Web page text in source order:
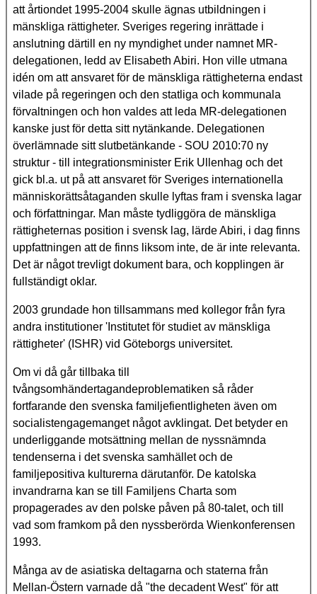
att årtiondet 1995-2004 skulle ägnas utbildningen i
mänskliga rättigheter. Sveriges regering inrättade i
anslutning därtill en ny myndighet under namnet MR-
delegationen, ledd av Elisabeth Abiri. Hon ville utmana
idén om att ansvaret för de mänskliga rättigheterna endast
vilade på regeringen och den statliga och kommunala
förvaltningen och hon valdes att leda MR-delegationen
kanske just för detta sitt nytänkande. Delegationen
överlämnade sitt slutbetänkande - SOU 2010:70 ny
struktur - till integrationsminister Erik Ullenhag och det
gick bl.a. ut på att ansvaret för Sveriges internationella
människorättsåtaganden skulle lyftas fram i svenska lagar
och författningar. Man måste tydliggöra de mänskliga
rättigheternas position i svensk lag, lärde Abiri, i dag finns
uppfattningen att de finns liksom inte, de är inte relevanta.
Det är något trevligt dokument bara, och kopplingen är
fullständigt oklar.
2003 grundade hon tillsammans med kollegor från fyra
andra institutioner 'Institutet för studiet av mänskliga
rättigheter' (ISHR) vid Göteborgs universitet.
Om vi då går tillbaka till
tvångsomhändertagandeproblematiken så råder
fortfarande den svenska familjefientligheten även om
socialistengagemanget något avklingat. Det betyder en
underliggande motsättning mellan de nyssnämnda
tendenserna i det svenska samhället och de
familjepositiva kulturerna därutanför. De katolska
invandrarna kan se till Familjens Charta som
propagerades av den polske påven på 80-talet, och till
vad som framkom på den nyssberörda Wienkonferensen
1993.
Många av de asiatiska deltagarna och staterna från
Mellan-Östern varnade då "the decadent West" för att